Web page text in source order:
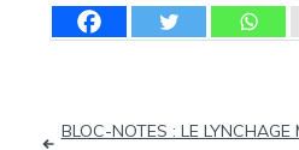
Navigation
BLOC-NOTES : LE LYNCHAGE